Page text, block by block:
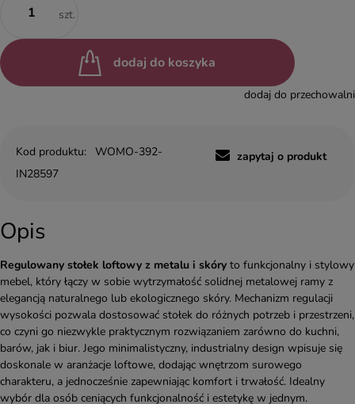
szt.
dodaj do koszyka
dodaj do przechowalni
Kod produktu: WOMO-392-
IN28597
zapytaj o produkt
Opis
Regulowany stołek loftowy z metalu i skóry to funkcjonalny i stylowy
mebel, który łączy w sobie wytrzymałość solidnej metalowej ramy z
elegancją naturalnego lub ekologicznego skóry. Mechanizm regulacji
wysokości pozwala dostosować stołek do różnych potrzeb i przestrzeni,
co czyni go niezwykle praktycznym rozwiązaniem zarówno do kuchni,
barów, jak i biur. Jego minimalistyczny, industrialny design wpisuje się
doskonale w aranżacje loftowe, dodając wnętrzom surowego
charakteru, a jednocześnie zapewniając komfort i trwałość. Idealny
wybór dla osób ceniących funkcjonalność i estetykę w jednym.